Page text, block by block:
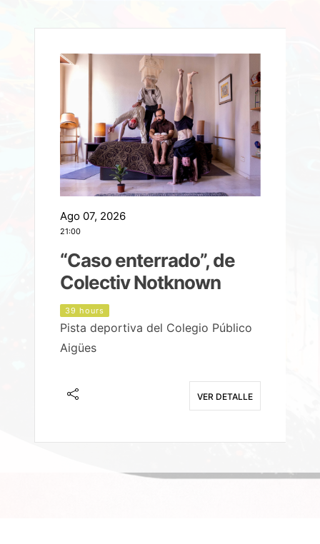
Ago 07, 2026
21:00
“Caso enterrado”, de
Colectiv Notknown
39 hours
Pista deportiva del Colegio Público
Aigües
VER DETALLE